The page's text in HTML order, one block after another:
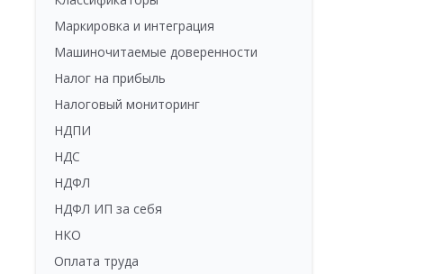
Маркировка и интеграция
Машиночитаемые доверенности
Налог на прибыль
Налоговый мониторинг
НДПИ
НДС
НДФЛ
НДФЛ ИП за себя
НКО
Оплата труда